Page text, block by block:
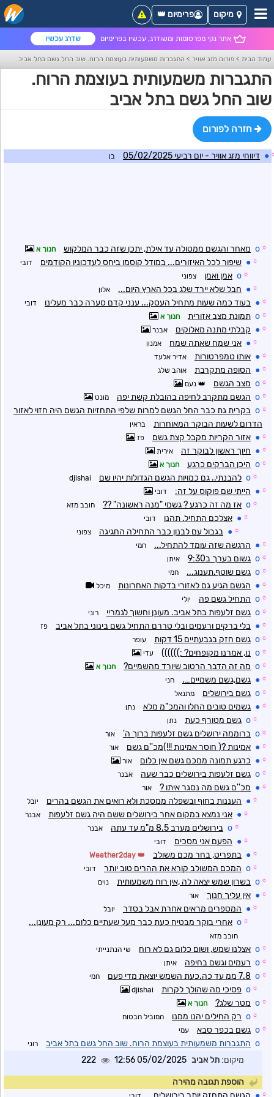
אתר נקי מפרסומות ומשודרג, עכשיו בפרימיום שדרג עכשיו
מיקום פרימיום 👑
עמוד הבית > פורום מזג אוויר > התגברות משמעותית בעוצמת הרוח. שוב החל גשם בתל אביב
התגברות משמעותית בעוצמת הרוח.
שוב החל גשם בתל אביב
חזרה לפורום
● דיווחי מזג אוויר - יום רביעי 05/02/2025 בן
☼
o מאחר והגשם ממטולה עד אילת, יתכן שזה כבר המלקוש חנוך א
☼
● שיפור לכל האיזורים... במודל קוסמו ביחס לעדכוניו הקודמים דובי
☼
o אמן ואמן צפוני
☼
● חבל שלא יירד שלג בכל הארץ היום... אלון
☼
● בעוד כמה שעות מתחיל העסק... ענני קדם סערה כבר מעלינו דובי
☼
o תמונת מצב אזורית חנוך א
☼
● קבלתי מתנה מאלוקים אבנר
☼
● אני שמח שאתה שמח אמנון
☼
● אותו טמפרטורות אדיר אלעד
☼
● הסופה מתקרבת אוהב שלג
☼
o מצב הגשם נעם
☼
o הגשם מתקרב לחיפה בהובלת קשת יפה מונט
☼
o בקרית גת כבר החל הגשם למרות שלפי התחזיות הגשם היה חזוי לאזור
הדרום לשעות הבוקר המאוחרות
בראין
☼
● אזור הקריות מקבל קצת גשם פז
☼
● חיוך ראשון לבוקר זה אירית
☼
o היכן הברקים כרגע חנוך א
☼
o להבנתי.. גם כמויות הגשם הגדולות יהיו שם djishai
☼
● הייתי שם פוקוס על זה: דובי
☼
o אז מה זה כרגע ? גשמי "מנה ראשונה" ?? חובב מזא
☼
● אצלכם התחיל. תהנו דובי
☼
● בגבול עם לבנון כבר התחילה החגיגה צפוני
☼
● הרגשה שזה עומד להתחיל... חמי
☼
o גשום בערך ב9:30 איתן
☼
o גשם שוטף.תענוג... חמי
☼
● הגשם הגיע גם לאזורי בדקות האחרונות מיכל
☼
o התחיל גשם פה יולי
☼
o גשם זלעפות בתל אביב. מעונן וחשוך לגמריי רוני
☼
● בלי ברקים ורעמים ובלי טררם התחיל גשם בינוני בתל אביב פז
☼
o גשם חזק בגבעתיים 15 דקות עופר
☼
o נו, אמרנו מקופחים? :)))))) עדי
☼
o מה זה הדבר הרטוב שיורד מהשמיים? חנוך א
☼
● גשם,גשם משמיים…. חני
☼
o גשם בירושלים מתנאל
☼
● גשמים טובים החלו והמכ"מ מלא נתן
☼
o גשם מטורף כעת נתן
☼
o ברוממה ירושלים גשם זלעפות ברוך ה' אור
☼
● אמינות ?( חוסר אמינות !!!)מכ''ם גשם אור
☼
● כרגע תמונה ממכם גשם אין כלום אור
☼
o גשם זלעפות בירושלים כבר שעה אבנר
☼
● מכ''ם גשם מה נסגר איתו ? אור
☼
● העננות בחוף ובשפלה ממסכת ולא רואים את הגשם בהרים יובל
☼
● אני נמצא במקום אחר בירושלים ששם היה גשם זלעפות אבנר
☼
o בירושלים מערב 8.5 מ"מ עד עתה אבנר
☼
● הפעם אני מסכים דובי
☼
● בתפריט, בחר מכם משולב
☼
o המכם המשולב קורא את ההרים טוב יותר דובי
☼
o בשרון שמש יצאה לה ,אין רוח משמעותית נוים
☼
● אין עליך חנוך אור
☼
● המספרים מראים אחרת אבל בסדר יובל
☼
o אחרי בוקר מבטיח כעת כבר מעל שעתיים כלום... רק מעונן...
חובב מזא
☼
o אצלנו שמש, ושום כלום גם לא רוח שי הנתנייתי
☼
o רעמים וגשם בחיפה איתן
☼
o 7.8 ממ עד כה.כעת השמש יוצאת מדי פעם חמי
☼
o פסיכי מה שהולך לקרות djishai
☼
o מטר שלג? חנוך א
☼
o רק החילים יהנו ממנו המוביל הבטוח
☼
o גשם בכפר סבא עמי
o התגברות משמעותית בעוצמת הרוח. שוב החל גשם בתל אביב רוני
מיקום: תל אביב 05/02/2025 12:56
222
הוספת תגובה מהירה
☼